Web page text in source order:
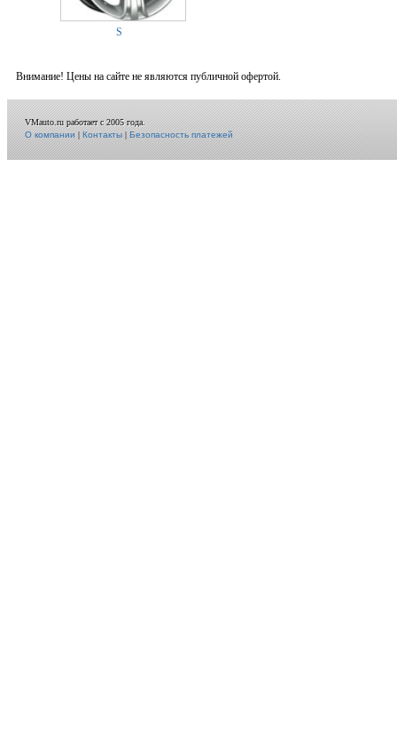
S
Внимание! Цены на сайте не являются публичной офертой.
VMauto.ru работает с 2005 года.
О компании|Контакты|Безопасность платежей